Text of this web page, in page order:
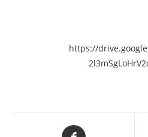
https://